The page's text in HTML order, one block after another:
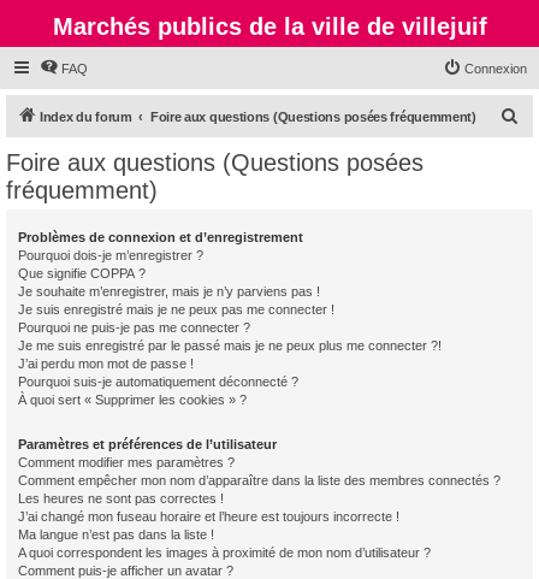
Marchés publics de la ville de villejuif
FAQ Connexion
Index du forum Foire aux questions (Questions posées fréquemment)
Foire aux questions (Questions posées
fréquemment)
Problèmes de connexion et d’enregistrement
Pourquoi dois-je m’enregistrer ?
Que signifie COPPA ?
Je souhaite m’enregistrer, mais je n’y parviens pas !
Je suis enregistré mais je ne peux pas me connecter !
Pourquoi ne puis-je pas me connecter ?
Je me suis enregistré par le passé mais je ne peux plus me connecter ?!
J’ai perdu mon mot de passe !
Pourquoi suis-je automatiquement déconnecté ?
À quoi sert « Supprimer les cookies » ?
Paramètres et préférences de l’utilisateur
Comment modifier mes paramètres ?
Comment empêcher mon nom d’apparaître dans la liste des membres connectés ?
Les heures ne sont pas correctes !
J’ai changé mon fuseau horaire et l’heure est toujours incorrecte !
Ma langue n’est pas dans la liste !
A quoi correspondent les images à proximité de mon nom d’utilisateur ?
Comment puis-je afficher un avatar ?